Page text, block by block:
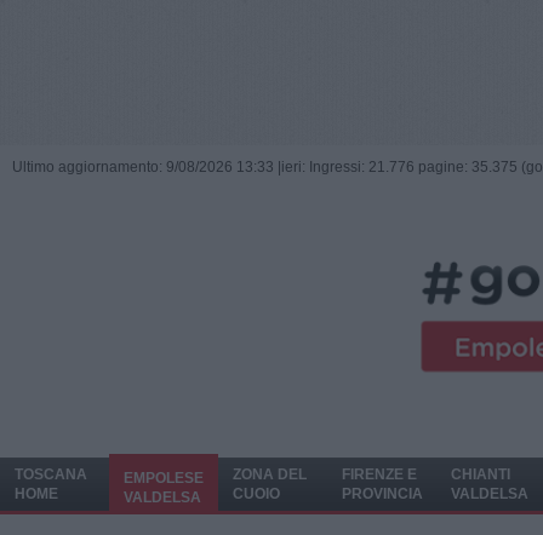
Ultimo aggiornamento: 9/08/2026 13:33 | ieri: Ingressi: 21.776 pagine: 35.375
TOSCANA
HOME
EMPOLESE
VALDELSA
ZONA DEL
CUOIO
FIRENZE E
PROVINCIA
CHIANTI
VALDELSA